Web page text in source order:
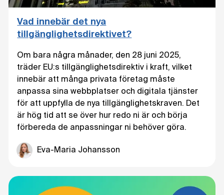
Vad innebär det nya
tillgänglighetsdirektivet?
Om bara några månader, den 28 juni 2025,
träder EU:s tillgänglighetsdirektiv i kraft, vilket
innebär att många privata företag måste
anpassa sina webbplatser och digitala tjänster
för att uppfylla de nya tillgänglighetskraven. Det
är hög tid att se över hur redo ni är och börja
förbereda de anpassningar ni behöver göra.
Eva-Maria Johansson